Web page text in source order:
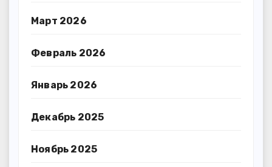
Март 2026
Февраль 2026
Январь 2026
Декабрь 2025
Ноябрь 2025